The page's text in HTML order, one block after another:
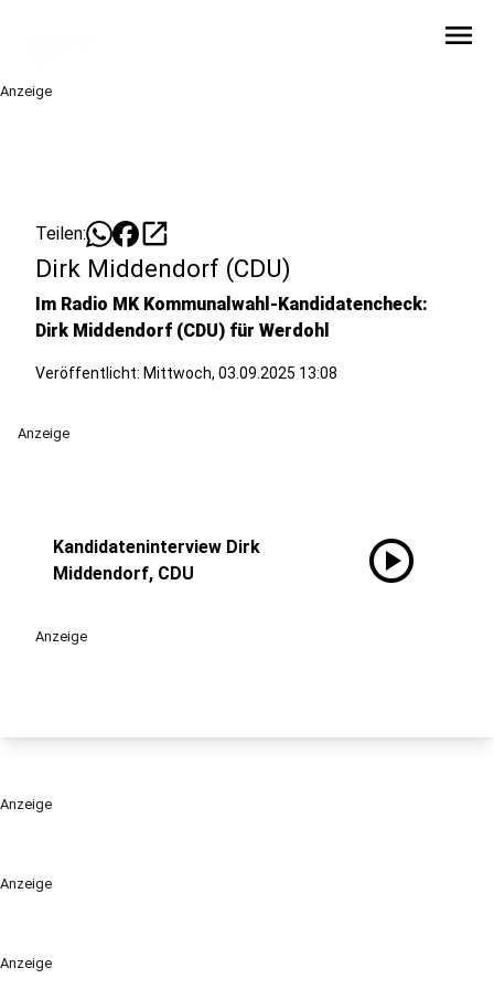
menu
Anzeige
Anzeige
Anzeige
Teilen: open_in_new
Dirk Middendorf (CDU)
Im Radio MK Kommunalwahl-Kandidatencheck:
Dirk Middendorf (CDU) für Werdohl
Veröffentlicht: Mittwoch, 03.09.2025 13:08
Anzeige
Kandidateninterview Dirk
Middendorf, CDU
play_circle
Anzeige
Anzeige